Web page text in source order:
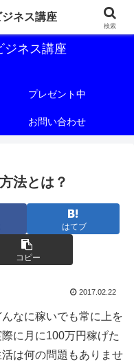
を公開しております。
ジネス講座
プレゼント中
お問い合わせ
法とは？
はてブ
コピー
2017.02.22
なに稼いでも常に上を
に月に100万円稼げた
は何の問題もありませ
ネス講座
検索